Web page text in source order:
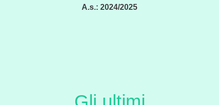
A.s.: 2024/2025